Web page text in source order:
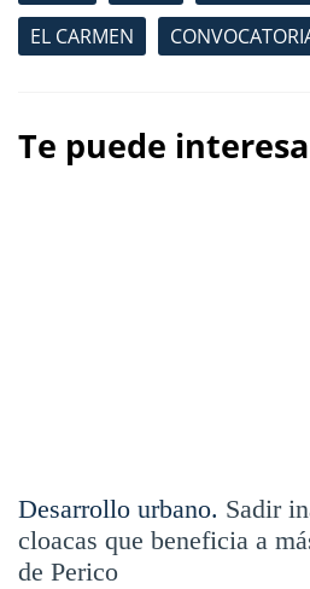
EL CARMEN
Te puede
Desarrollo urbano. Sadir
cloacas que beneficia a
de Perico